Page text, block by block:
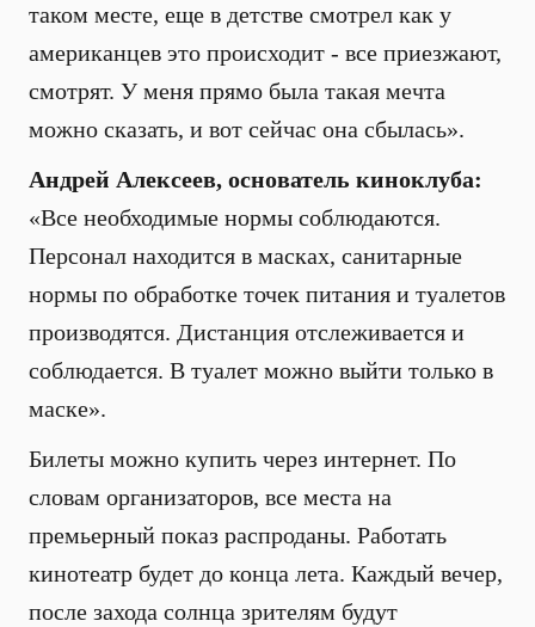
таком месте, еще в детстве смотрел как у
американцев это происходит - все приезжают,
смотрят. У меня прямо была такая мечта
можно сказать, и вот сейчас она сбылась».
Андрей Алексеев, основатель киноклуба:
«Все необходимые нормы соблюдаются.
Персонал находится в масках, санитарные
нормы по обработке точек питания и туалетов
производятся. Дистанция отслеживается и
соблюдается. В туалет можно выйти только в
маске».
Билеты можно купить через интернет. По
словам организаторов, все места на
премьерный показ распроданы. Работать
кинотеатр будет до конца лета. Каждый вечер,
после захода солнца зрителям будут